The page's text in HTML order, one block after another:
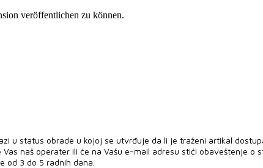
veröffentlichen zu können.
u status obrade u kojoj se utvrđuje da li je traženi artikal
naš operater ili će na Vašu e-mail adresu stići obaveštenje o
od 3 do 5 radnih dana.